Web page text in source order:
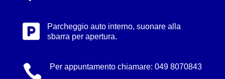

Parcheggio auto interno, suonare alla
sbarra per apertura.
 Per appuntamento chiamare: 049 8070843